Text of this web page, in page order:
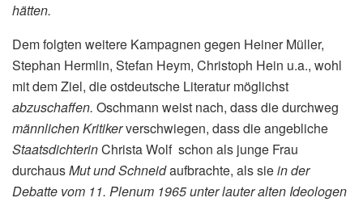
hätten.
Dem folgten weitere Kampagnen gegen Heiner Müller,
Stephan Hermlin, Stefan Heym, Christoph Hein u.a., wohl
mit dem Ziel, die ostdeutsche Literatur möglichst
abzuschaffen. Oschmann weist nach, dass die durchweg
männlichen Kritikerverschwiegen, dass die angebliche
StaatsdichterinChrista Wolf schon als junge Frau
durchausMut und Schneidaufbrachte, als siein der
Debatte vom 11. Plenum 1965 unter lauter alten Ideologen